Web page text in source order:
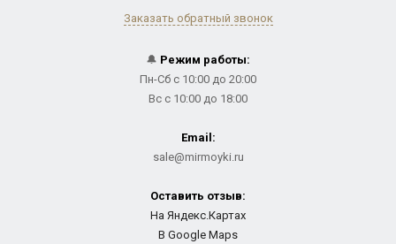
Заказать обратный звонок
🔔 Режим работы:
Пн-Сб с 10:00 до 20:00
Вс с 10:00 до 18:00
Email:
sale@mirmoyki.ru
Оставить отзыв:
На Яндекс.Картах
В Google Maps